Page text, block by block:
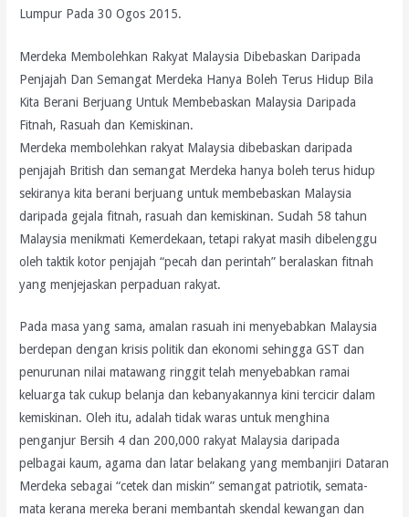
Lumpur Pada 30 Ogos 2015.
Merdeka Membolehkan Rakyat Malaysia Dibebaskan Daripada
Penjajah Dan Semangat Merdeka Hanya Boleh Terus Hidup Bila
Kita Berani Berjuang Untuk Membebaskan Malaysia Daripada
Fitnah, Rasuah dan Kemiskinan.
Merdeka membolehkan rakyat Malaysia dibebaskan daripada
penjajah British dan semangat Merdeka hanya boleh terus hidup
sekiranya kita berani berjuang untuk membebaskan Malaysia
daripada gejala fitnah, rasuah dan kemiskinan. Sudah 58 tahun
Malaysia menikmati Kemerdekaan, tetapi rakyat masih dibelenggu
oleh taktik kotor penjajah “pecah dan perintah” beralaskan fitnah
yang menjejaskan perpaduan rakyat.
Pada masa yang sama, amalan rasuah ini menyebabkan Malaysia
berdepan dengan krisis politik dan ekonomi sehingga GST dan
penurunan nilai matawang ringgit telah menyebabkan ramai
keluarga tak cukup belanja dan kebanyakannya kini tercicir dalam
kemiskinan. Oleh itu, adalah tidak waras untuk menghina
penganjur Bersih 4 dan 200,000 rakyat Malaysia daripada
pelbagai kaum, agama dan latar belakang yang membanjiri Dataran
Merdeka sebagai “cetek dan miskin” semangat patriotik, semata-
mata kerana mereka berani membantah skendal kewangan dan